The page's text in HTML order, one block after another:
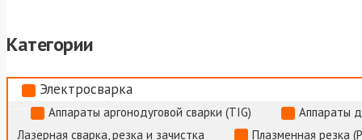
Категории
Электросварка
Аппараты аргонодуговой сварки (TIG)
Аппараты
Лазерная сварка, резка и зачистка
Плазменная резка